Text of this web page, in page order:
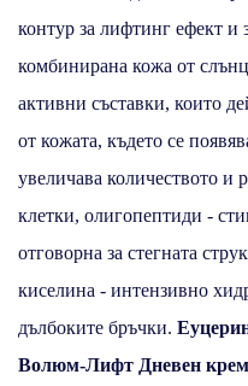
контур за лифтинг ефект
комбинирана кожа от
активни съставки, които
от кожата, където се
увеличава количеството и
клетки, олигопептиди -
отговорна за стегната
киселина - интензивно
дълбоките бръчки.
Волюм-Лифт Дневен